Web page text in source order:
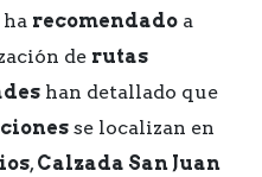
recomendado a
de rutas
han detallado que
se localizan en
,Calzada San Juan